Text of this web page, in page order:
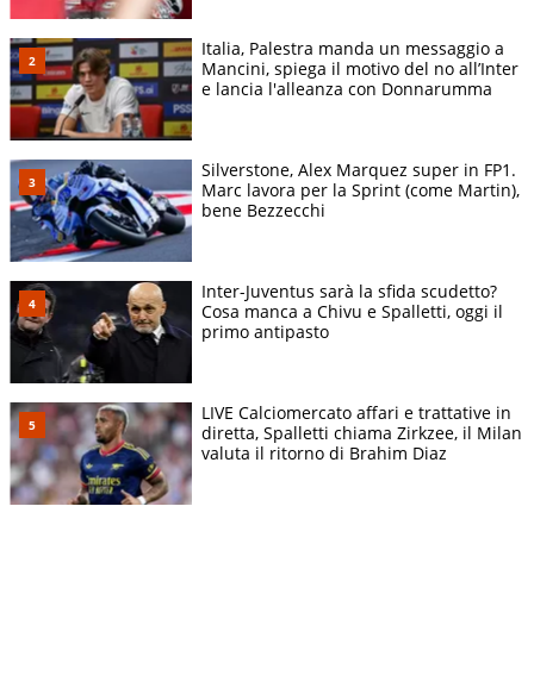
Italia, Palestra manda un messaggio a
Mancini, spiega il motivo del no all’Inter
e lancia l'alleanza con Donnarumma
Silverstone, Alex Marquez super in FP1.
Marc lavora per la Sprint (come Martin),
bene Bezzecchi
Inter-Juventus sarà la sfida scudetto?
Cosa manca a Chivu e Spalletti, oggi il
primo antipasto
LIVE Calciomercato affari e trattative in
diretta, Spalletti chiama Zirkzee, il Milan
valuta il ritorno di Brahim Diaz